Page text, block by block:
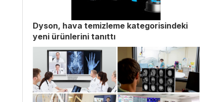
Dyson, hava temizleme kategorisindeki
yeni ürünlerini tanıttı